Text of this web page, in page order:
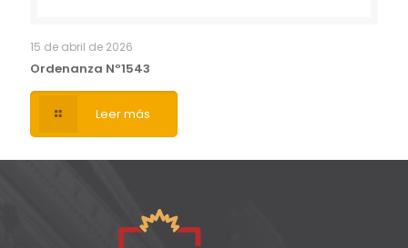
15 de abril de 2026
Ordenanza Nº1543
Leer más